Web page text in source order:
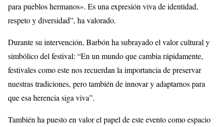
para pueblos hermanos». Es una expresión viva de identidad,
respeto y diversidad”, ha valorado.
Durante su intervención, Barbón ha subrayado el valor cultural y
simbólico del festival: “En un mundo que cambia rápidamente,
festivales como este nos recuerdan la importancia de preservar
nuestras tradiciones, pero también de innovar y adaptarnos para
que esa herencia siga viva”.
También ha puesto en valor el papel de este evento como espacio